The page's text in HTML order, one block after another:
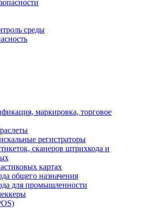
среды
маркировка, торговое
регистраторы
сканеров штрихкода и
картах
общего назначения
для промышленности